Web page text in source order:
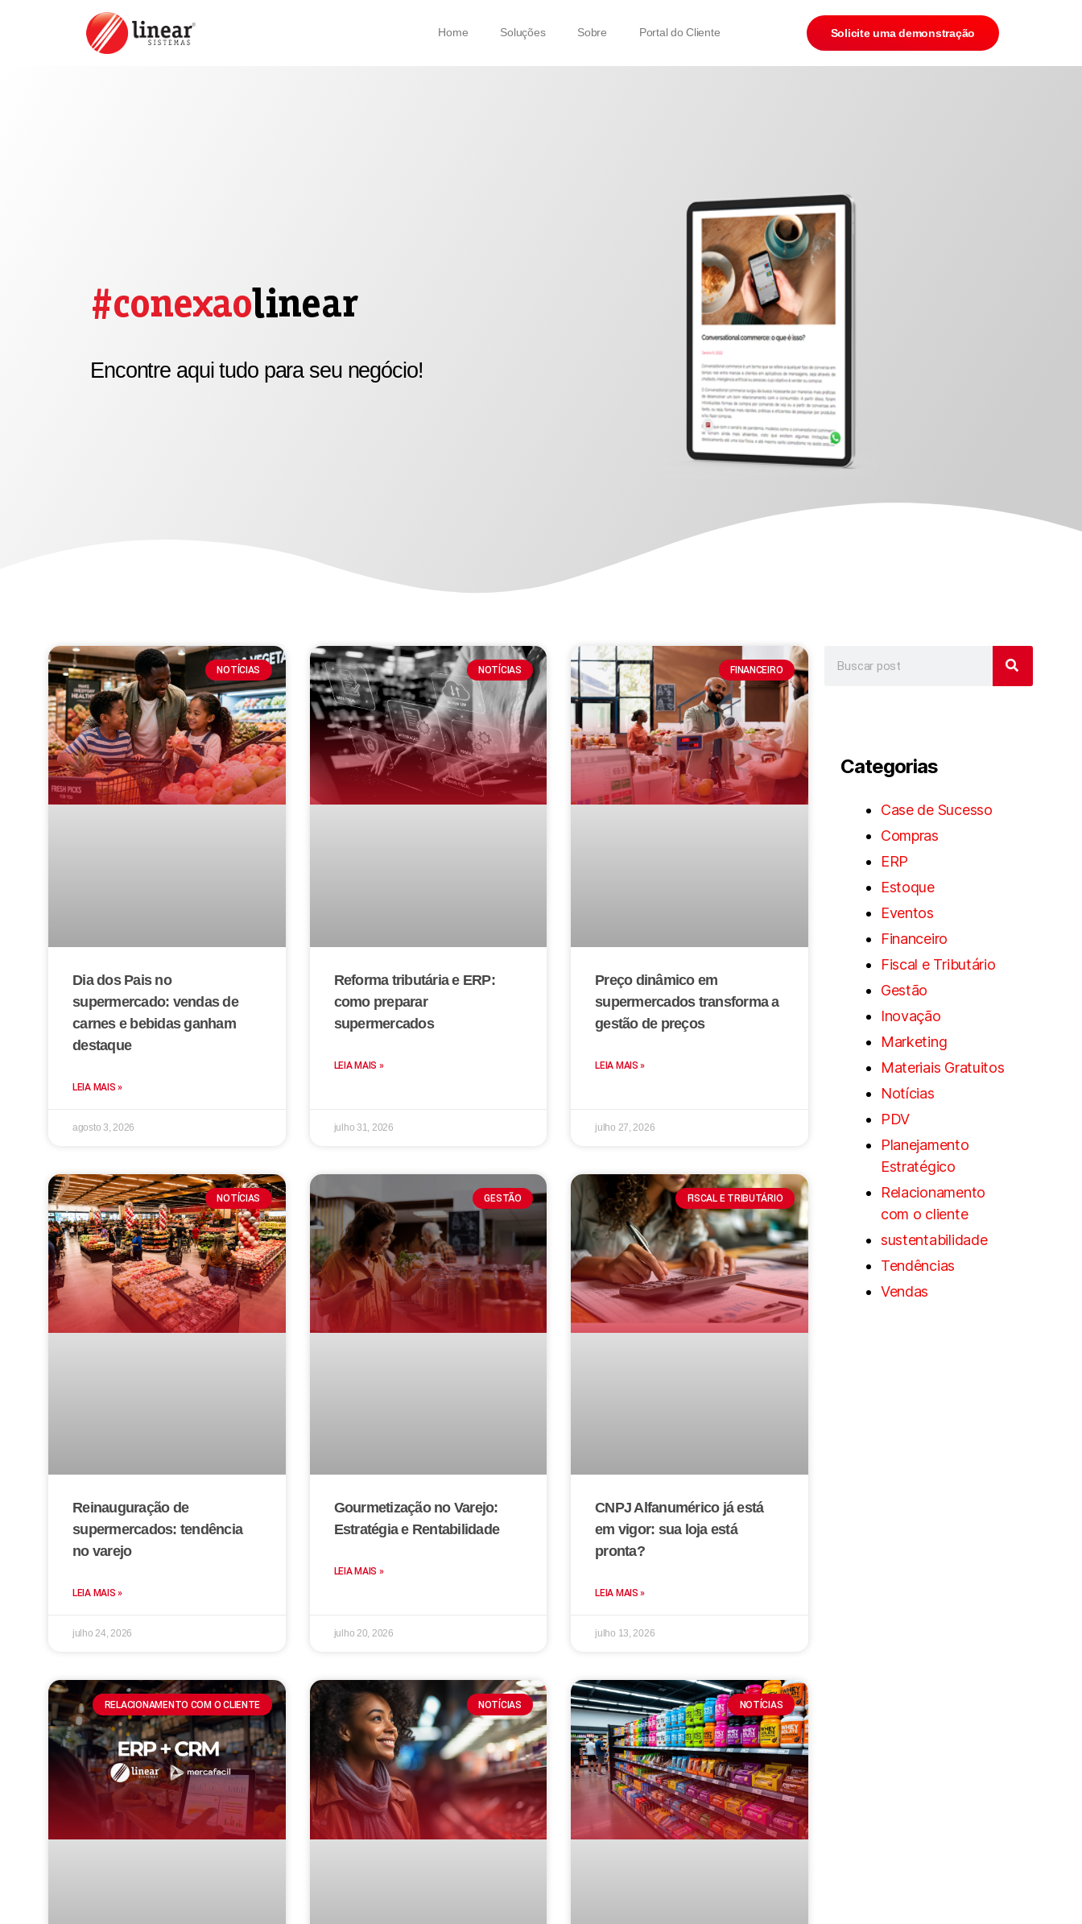
Home Soluções Sobre Portal do Cliente Solicite uma demonstração
#conexaolinear
Encontre aqui tudo para seu negócio!
NOTÍCIAS
Dia dos Pais no
supermercado: vendas de
carnes e bebidas ganham
destaque
LEIA MAIS »
agosto 3, 2026
NOTÍCIAS
Reforma tributária e ERP:
como preparar
supermercados
LEIA MAIS »
julho 31, 2026
FINANCEIRO
Preço dinâmico em
supermercados transforma a
gestão de preços
LEIA MAIS »
julho 27, 2026
NOTÍCIAS
Reinauguração de
supermercados: tendência
no varejo
LEIA MAIS »
julho 24, 2026
GESTÃO
Gourmetização no Varejo:
Estratégia e Rentabilidade
LEIA MAIS »
julho 20, 2026
FISCAL E TRIBUTÁRIO
CNPJ Alfanumérico já está
em vigor: sua loja está
pronta?
LEIA MAIS »
julho 13, 2026
RELACIONAMENTO COM O CLIENTE NOTÍCIAS NOTÍCIAS
Categorias
Case de Sucesso
Compras
ERP
Estoque
Eventos
Financeiro
Fiscal e Tributário
Gestão
Inovação
Marketing
Materiais Gratuitos
Notícias
PDV
Planejamento
Estratégico
Relacionamento
com o cliente
sustentabilidade
Tendências
Vendas